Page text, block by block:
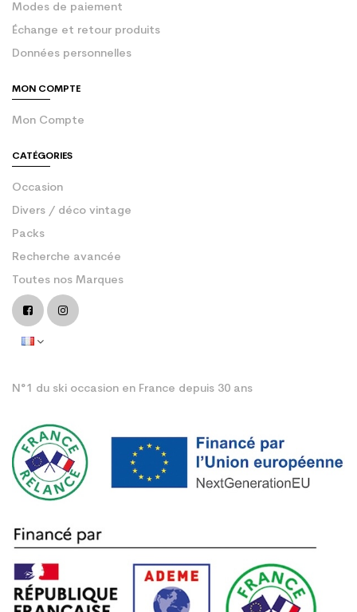
Modes de paiement
Échange et retour produits
Données personnelles
MON COMPTE
Mon Compte
CATÉGORIES
Occasion
Divers / déco vintage
Packs
Recherche avancée
Toutes nos Marques
N°1 du ski occasion en France depuis 30 ans